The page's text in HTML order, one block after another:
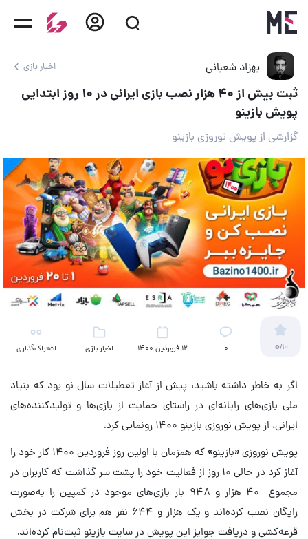
بهزاد شعبانی اخبار بازی
ثبت بیش از ۴۰ هزار نصب بازی ایرانی در ۱۰ روز ابتدایی
پویش بازینو
گزارشی از پویش نوروزی بازینو
0/10 ۰ 12 فروردین 1400 اخبار بازی اشتراک‌گذاری
اگر به خاطر داشته باشید، پیش از آغاز تعطیلات سال نو بود که بنیاد
ملی بازی‌های رایانه‌ای در راستای حمایت از بازی‌ها و تولید‌کننده‌های
ایرانی، از پویش نوروزی بازینو ۱۴۰۰ رونمایی کرد.
پویش نوروزی «بازینو» که همزمان با اولین روز فروردین ۱۴۰۰ کار خود را
آغاز کرد در حالی ۱۰ روز از فعالیت خود را پشت سر گذاشت که کاربران در
مجموع ۴۰ هزار و ۹۴۸ بار بازی‌های موجود در کمپین را به‌صورت
رایگان نصب کرده‌اند و یک هزار و ۶۴۴ نفر هم برای شرکت در بخش
قرعه‌کشی و دریافت جوایز این پویش در سایت بازینو ثبت‌نام کرده‌اند.